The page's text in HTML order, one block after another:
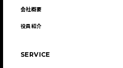
会社概要
役員紹介
SERVICE